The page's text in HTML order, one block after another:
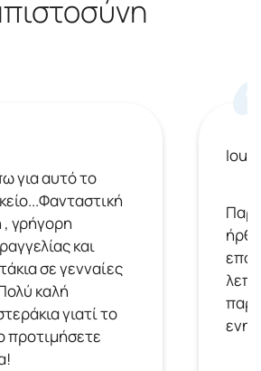
για αυτό το
γρήγορη
και
σε γενναίες
καλή
γιατί το
προτιμήσετε
Ioulia